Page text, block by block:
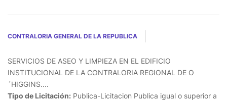
CONTRALORIA GENERAL DE LA REPUBLICA
SERVICIOS DE ASEO Y LIMPIEZA EN EL EDIFICIO
INSTITUCIONAL DE LA CONTRALORIA REGIONAL DE O
´HIGGINS....
Tipo de Licitación: Publica-Licitacion Publica igual o superior a